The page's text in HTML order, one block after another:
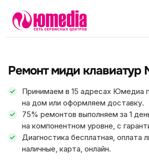
Ремонт миди клавиатур
Принимаем в 15 адресах Юмедиа
на дом или оформляем доставку.
75% ремонтов выполняем за 1
на компонентном уровне, с
Диагностика бесплатная, оплата
наличные, карта, онлайн.
ФИКС ЦЕНА
АВТОРИЗОВАННЫЙ СЕРВИС